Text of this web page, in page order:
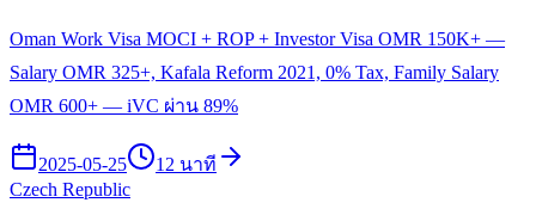
Oman Work Visa MOCI + ROP + Investor Visa OMR 150K+ —
Salary OMR 325+, Kafala Reform 2021, 0% Tax, Family Salary
OMR 600+ — iVC ผ่าน 89%
2025-05-25
12 นาที
Czech Republic